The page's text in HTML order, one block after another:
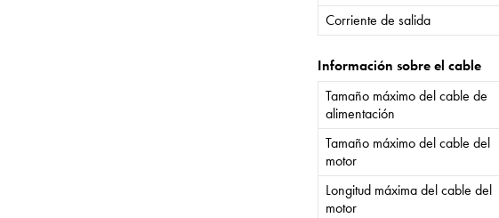
Corriente de salida
Información sobre el cable
Tamaño máximo del cable de
alimentación
Tamaño máximo del cable del
motor
Longitud máxima del cable del
motor